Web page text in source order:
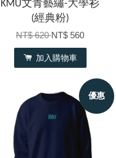
KMU文青藝繡-大學衫
(經典粉)
NT$ 620NT$ 560
加入購物車
優惠